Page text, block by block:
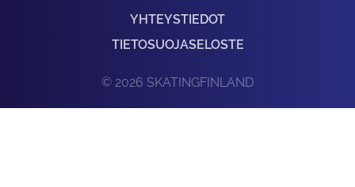
YHTEYSTIEDOT
TIETOSUOJASELOSTE
© 2026 SKATINGFINLAND